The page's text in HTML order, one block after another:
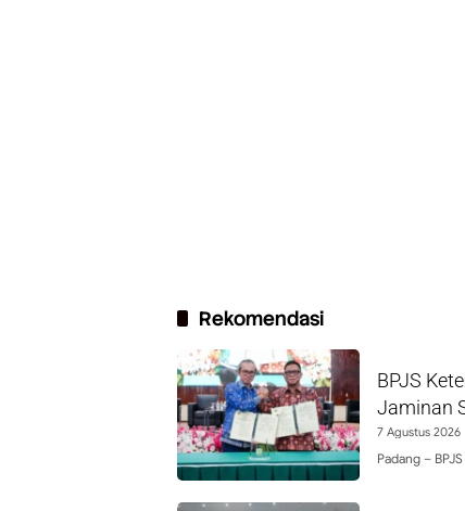
Rekomendasi
BPJS
Jaminan
7 Agustus 2026
Padang –